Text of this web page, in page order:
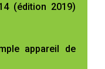
(édition 2019)
appareil de